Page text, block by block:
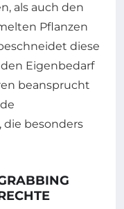
als auch den
Pflanzen
diese
Eigenbedarf
beansprucht
, die besonders